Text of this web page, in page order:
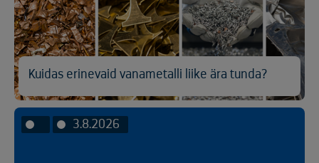
Kuidas erinevaid vanametalli liike ära tunda?
3.8.2026